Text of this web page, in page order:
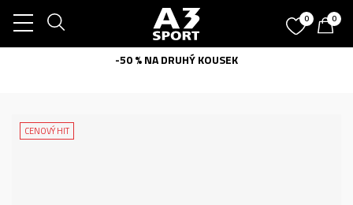
0 0
-50 % NA DRUHÝ KOUSEK
CENOVÝ HIT